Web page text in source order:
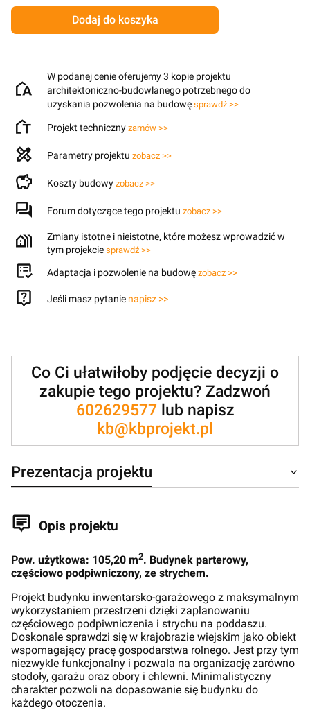
Dodaj do koszyka
W podanej cenie oferujemy 3 kopie projektu
architektoniczno-budowlanego potrzebnego do
uzyskania pozwolenia na budowę sprawdź >>
Projekt techniczny zamów >>
Parametry projektu zobacz >>
Koszty budowy zobacz >>
Forum dotyczące tego projektu zobacz >>
Zmiany istotne i nieistotne, które możesz wprowadzić w
tym projekcie sprawdź >>
Adaptacja i pozwolenie na budowę zobacz >>
Jeśli masz pytanie napisz >>
Co Ci ułatwiłoby podjęcie decyzji o
zakupie tego projektu? Zadzwoń
602629577lub napisz
kb@kbprojekt.pl
Prezentacja projektu
Opis projektu
Pow. użytkowa: 105,20 m2. Budynek parterowy,
częściowo podpiwniczony, ze strychem.
Projekt budynku inwentarsko-garażowego z maksymalnym
wykorzystaniem przestrzeni dzięki zaplanowaniu
częściowego podpiwniczenia i strychu na poddaszu.
Doskonale sprawdzi się w krajobrazie wiejskim jako obiekt
wspomagający pracę gospodarstwa rolnego. Jest przy tym
niezwykle funkcjonalny i pozwala na organizację zarówno
stodoły, garażu oraz obory i chlewni. Minimalistyczny
charakter pozwoli na dopasowanie się budynku do
każdego otoczenia.